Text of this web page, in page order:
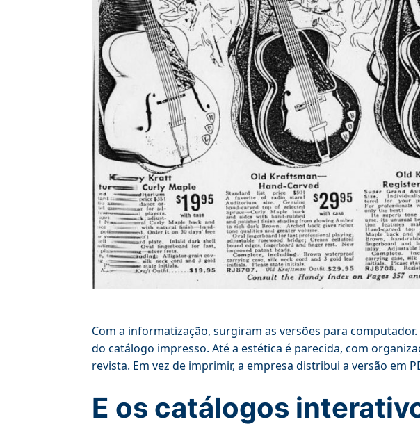
Com a informatização, surgiram as versões para computador.
do catálogo impresso. Até a estética é parecida, com
revista. Em vez de imprimir, a empresa distribui a versão em
E os catálogos